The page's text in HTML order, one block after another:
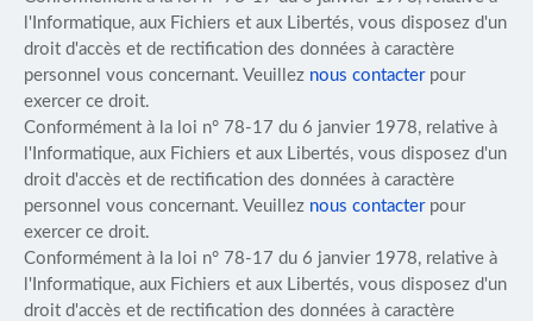
l'Informatique, aux Fichiers et aux Libertés, vous disposez d'un
droit d'accès et de rectification des données à caractère
personnel vous concernant. Veuillez nous contacterpour
exercer ce droit.
Conformément à la loi n° 78-17 du 6 janvier 1978, relative à
l'Informatique, aux Fichiers et aux Libertés, vous disposez d'un
droit d'accès et de rectification des données à caractère
personnel vous concernant. Veuillez nous contacterpour
exercer ce droit.
Conformément à la loi n° 78-17 du 6 janvier 1978, relative à
l'Informatique, aux Fichiers et aux Libertés, vous disposez d'un
droit d'accès et de rectification des données à caractère